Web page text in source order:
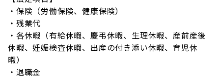
・保険（労働保険、健康保険）
・残業代
・各休暇（有給休暇、慶弔休暇、生理休暇、産前産後
休暇、妊娠検査休暇、出産の付き添い休暇、育児休
暇）
・退職金